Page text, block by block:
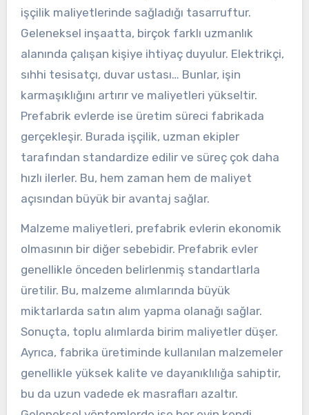
işçilik maliyetlerinde sağladığı tasarruftur.
Geleneksel inşaatta, birçok farklı uzmanlık
alanında çalışan kişiye ihtiyaç duyulur. Elektrikçi,
sıhhi tesisatçı, duvar ustası… Bunlar, işin
karmaşıklığını artırır ve maliyetleri yükseltir.
Prefabrik evlerde ise üretim süreci fabrikada
gerçekleşir. Burada işçilik, uzman ekipler
tarafından standardize edilir ve süreç çok daha
hızlı ilerler. Bu, hem zaman hem de maliyet
açısından büyük bir avantaj sağlar.
Malzeme maliyetleri, prefabrik evlerin ekonomik
olmasının bir diğer sebebidir. Prefabrik evler
genellikle önceden belirlenmiş standartlarla
üretilir. Bu, malzeme alımlarında büyük
miktarlarda satın alım yapma olanağı sağlar.
Sonuçta, toplu alımlarda birim maliyetler düşer.
Ayrıca, fabrika üretiminde kullanılan malzemeler
genellikle yüksek kalite ve dayanıklılığa sahiptir,
bu da uzun vadede ek masrafları azaltır.